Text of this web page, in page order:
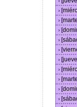
›
›
›
›
›
›
›
›
›
›